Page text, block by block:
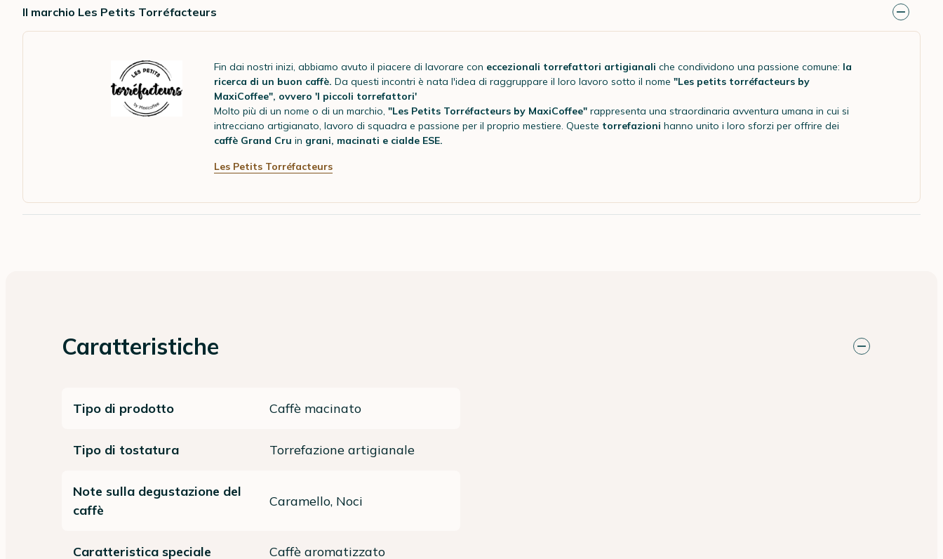
Il marchio Les Petits Torréfacteurs
Fin dai nostri inizi, abbiamo avuto il piacere di lavorare con eccezionali torrefattori artigianali che condividono una passione comune: la
ricerca di un buon caffè. Da questi incontri è nata l'idea di raggruppare il loro lavoro sotto il nome "Les petits torréfacteurs by
MaxiCoffee", ovvero 'I piccoli torrefattori'
Molto più di un nome o di un marchio, "Les Petits Torréfacteurs by MaxiCoffee" rappresenta una straordinaria avventura umana in cui si
intrecciano artigianato, lavoro di squadra e passione per il proprio mestiere. Queste torrefazioni hanno unito i loro sforzi per offrire dei
caffè Grand Cru in grani, macinati e cialde ESE.
Les Petits Torréfacteurs
Caratteristiche
Tipo di prodotto Caffè macinato
Tipo di tostatura Torrefazione artigianale
Note sulla degustazione del
caffè
Caramello, Noci
Caratteristica speciale Caffè aromatizzato